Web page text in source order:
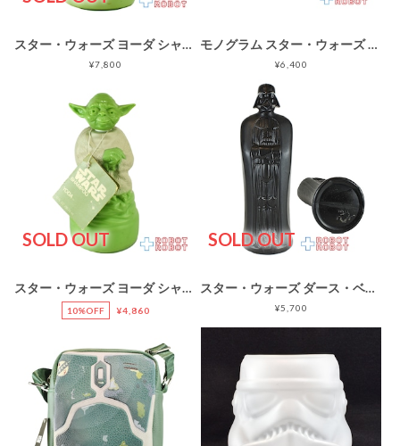
スター・ウォーズ ヨーダ シャンプーボトル ソーキー オムニ社 1981 シュリンク未開封 紙タグ付
¥7,800
モノグラム スター・ウォーズ ミレニアム・ファルコン PVC 貯金箱
¥6,400
SOLD OUT
スター・ウォーズ ヨーダ シャンプーボトル ソーキー オムニ社 1981 紙タグ付 ※紙タグにダメージ
10%OFF ¥4,860
SOLD OUT
スター・ウォーズ ダース・ベイダー ソーキー バブルバス シャンプー ボトル オムニ社 1981
¥5,700